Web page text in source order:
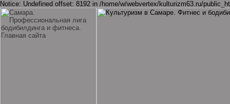
Notice: Undefined offset: 8192 in /home/w/webvertex/kulturizm63.ru/